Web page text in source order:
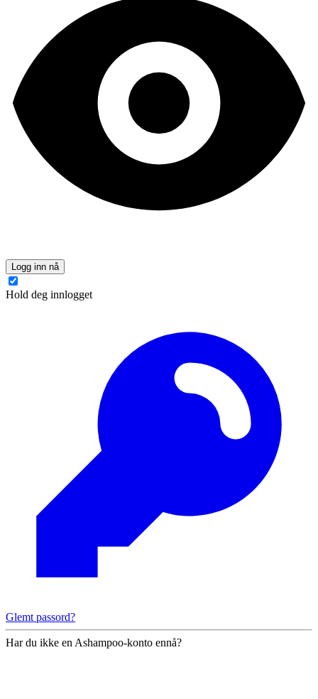
Logg inn nå
Hold deg innlogget
Glemt passord?
Har du ikke en Ashampoo-konto ennå?